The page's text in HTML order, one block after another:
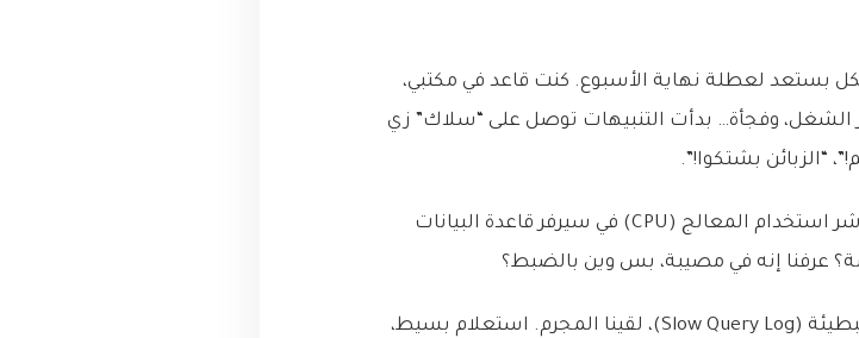
بستعد لعطلة نهاية الأسبوع. كنت قاعد في مكتبي،
وفجأة… بدأت التنبيهات توصل على “سلاك” زي
“الزبائن بشتكوا!”.
فتحنا لوحة المراقبة (Dashboard)، وشفنا مؤشر استخدام المعالج (CPU) في سيرفر قاعدة البيانات
عرفنا إنه في مصيبة، بس وين بالضبط؟
بعد غوص عميق في سجلات الاستعلامات البطيئة (Slow Query Log)، لقينا المجرم. استعلام بسيط،